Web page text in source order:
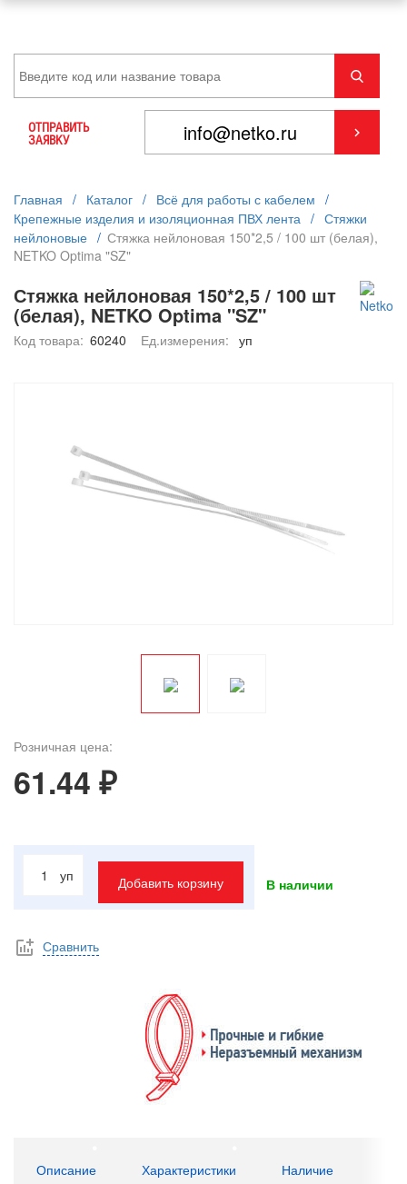
ОТПРАВИТЬ
ЗАЯВКУ
Главная / Каталог / Всё для работы с кабелем /
Крепежные изделия и изоляционная ПВХ лента / Стяжки
нейлоновые / Стяжка нейлоновая 150*2,5 / 100 шт (белая),
NETKO Optima "SZ"
Стяжка нейлоновая 150*2,5 / 100 шт
(белая), NETKO Optima "SZ"
Код товара: 60240 Ед.измерения: уп
Розничная цена:
61.44 ₽
уп Добавить корзину В наличии
Сравнить
Описание Характеристики Наличие